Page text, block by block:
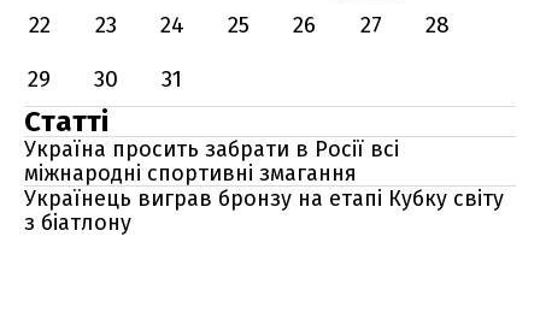
22
23 24 25 26 27
28
29
30 31
Статті
Україна просить забрати в Росії всі
міжнародні спортивні змагання
Українець виграв бронзу на етапі Кубку світу
з біатлону